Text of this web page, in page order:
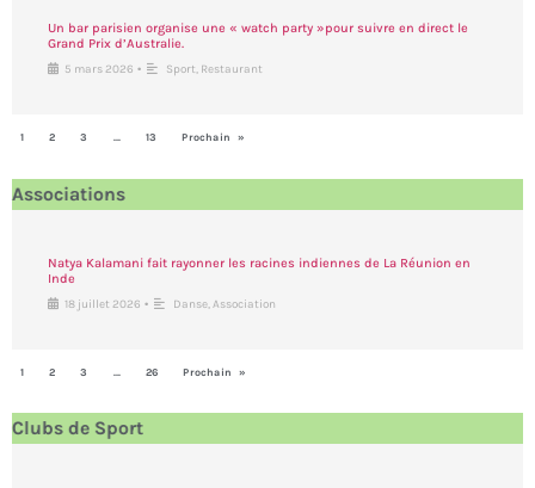
Un bar parisien organise une « watch party »pour suivre en direct le
Grand Prix d’Australie.
5 mars 2026 • Sport, Restaurant
1 2 3 … 13 Prochain »
Associations
Natya Kalamani fait rayonner les racines indiennes de La Réunion en
Inde
18 juillet 2026 • Danse,Association
1 2 3 … 26 Prochain »
Clubs de Sport